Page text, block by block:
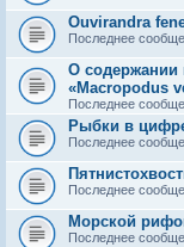
Ouvirandra
Последнее
О содержании
«Macropodus
Последнее
Рыбки в
Последнее
Последнее
Морской
Последнее